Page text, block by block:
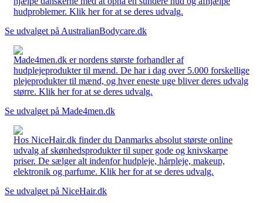
hudproblemer. Klik her for at se deres udvalg.
Se udvalget på AustralianBodycare.dk
Made4men.dk er nordens største forhandler af
hudplejeprodukter til mænd. De har i dag over 5.000 forskellige
plejeprodukter til mænd, og hver eneste uge bliver deres udvalg
større. Klik her for at se deres udvalg.
Se udvalget på Made4men.dk
Hos NiceHair.dk finder du Danmarks absolut største online
udvalg af skønhedsprodukter til super gode og knivskarpe
priser. De sælger alt indenfor hudpleje, hårpleje, makeup,
elektronik og parfume. Klik her for at se deres udvalg.
Se udvalget på NiceHair.dk